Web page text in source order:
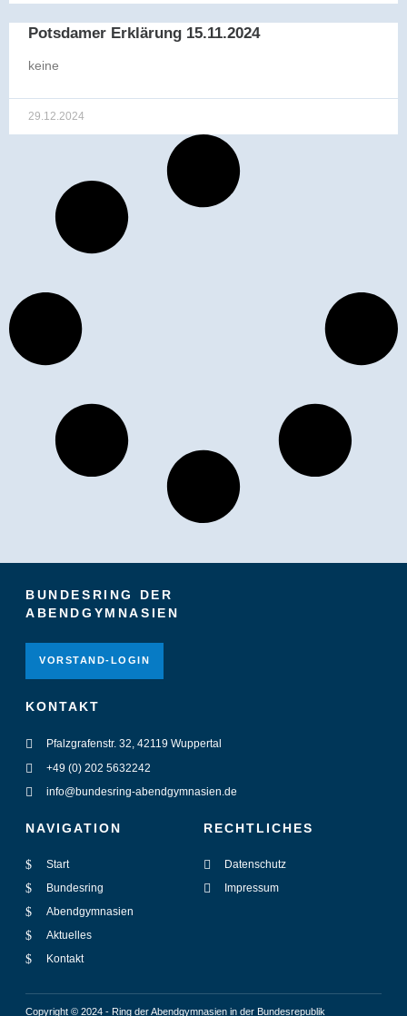
Potsdamer Erklärung 15.11.2024
keine
29.12.2024
BUNDESRING DER
ABENDGYMNASIEN
VORSTAND-LOGIN
KONTAKT
Pfalzgrafenstr. 32, 42119 Wuppertal
+49 (0) 202 5632242
info@bundesring-abendgymnasien.de
NAVIGATION
Start
Bundesring
Abendgymnasien
Aktuelles
Kontakt
RECHTLICHES
Datenschutz
Impressum
Copyright © 2024 - Ring der Abendgymnasien in der Bundesrepublik